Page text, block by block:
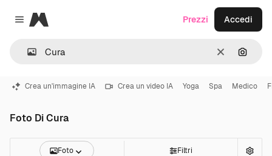
Close menu
Magnific
CancellaCerca
Prezzi Accedi
Crea un'immagine IA Crea un video IA Yoga Spa Medico
Foto Di Cura
Foto Filtri